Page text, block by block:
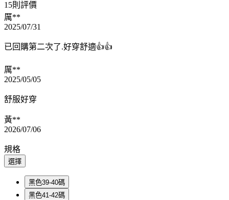
15則評價
厲**
2025/07/31
已回購第二次了.好穿舒適👍👍
厲**
2025/05/05
舒服好穿
黃**
2026/07/06
規格
選擇
黑色39-40碼
黑色41-42碼